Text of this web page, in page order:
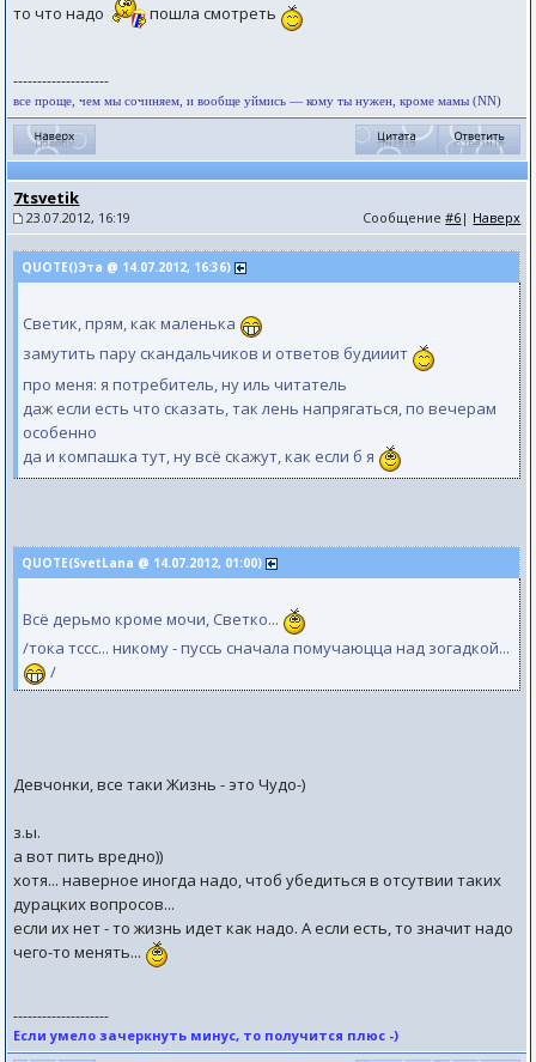
то что надо пошла смотреть
--------------------
все проще, чем мы сочиняем, и вообще уймись — кому ты нужен, кроме мамы (NN)
7tsvetik
23.07.2012, 16:19 Сообщение#6 | Наверх
QUOTE()Эта @ 14.07.2012, 16:36)
Светик, прям, как маленька
замутить пару скандальчиков и ответов будииит
про меня: я потребитель, ну иль читатель
даж если есть что сказать, так лень напрягаться, по вечерам
особенно
да и компашка тут, ну всё скажут, как если б я
QUOTE(SvetLana @ 14.07.2012, 01:00)
Всё дерьмо кроме мочи, Светко...
/тока тссс... никому - пуссь сначала помучаюцца над зогадкой...
/
Девчонки, все таки Жизнь - это Чудо-)
з.ы.
а вот пить вредно))
хотя... наверное иногда надо, чтоб убедиться в отсутвии таких
дурацких вопросов...
если их нет - то жизнь идет как надо. А если есть, то значит надо
чего-то менять...
--------------------
Если умело зачеркнуть минус, то получится плюс -)